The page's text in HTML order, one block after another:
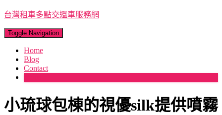
台灣租車多點交還車服務網
Toggle Navigation
Home
Blog
Contact
小琉球包棟的視優silk提供噴霧